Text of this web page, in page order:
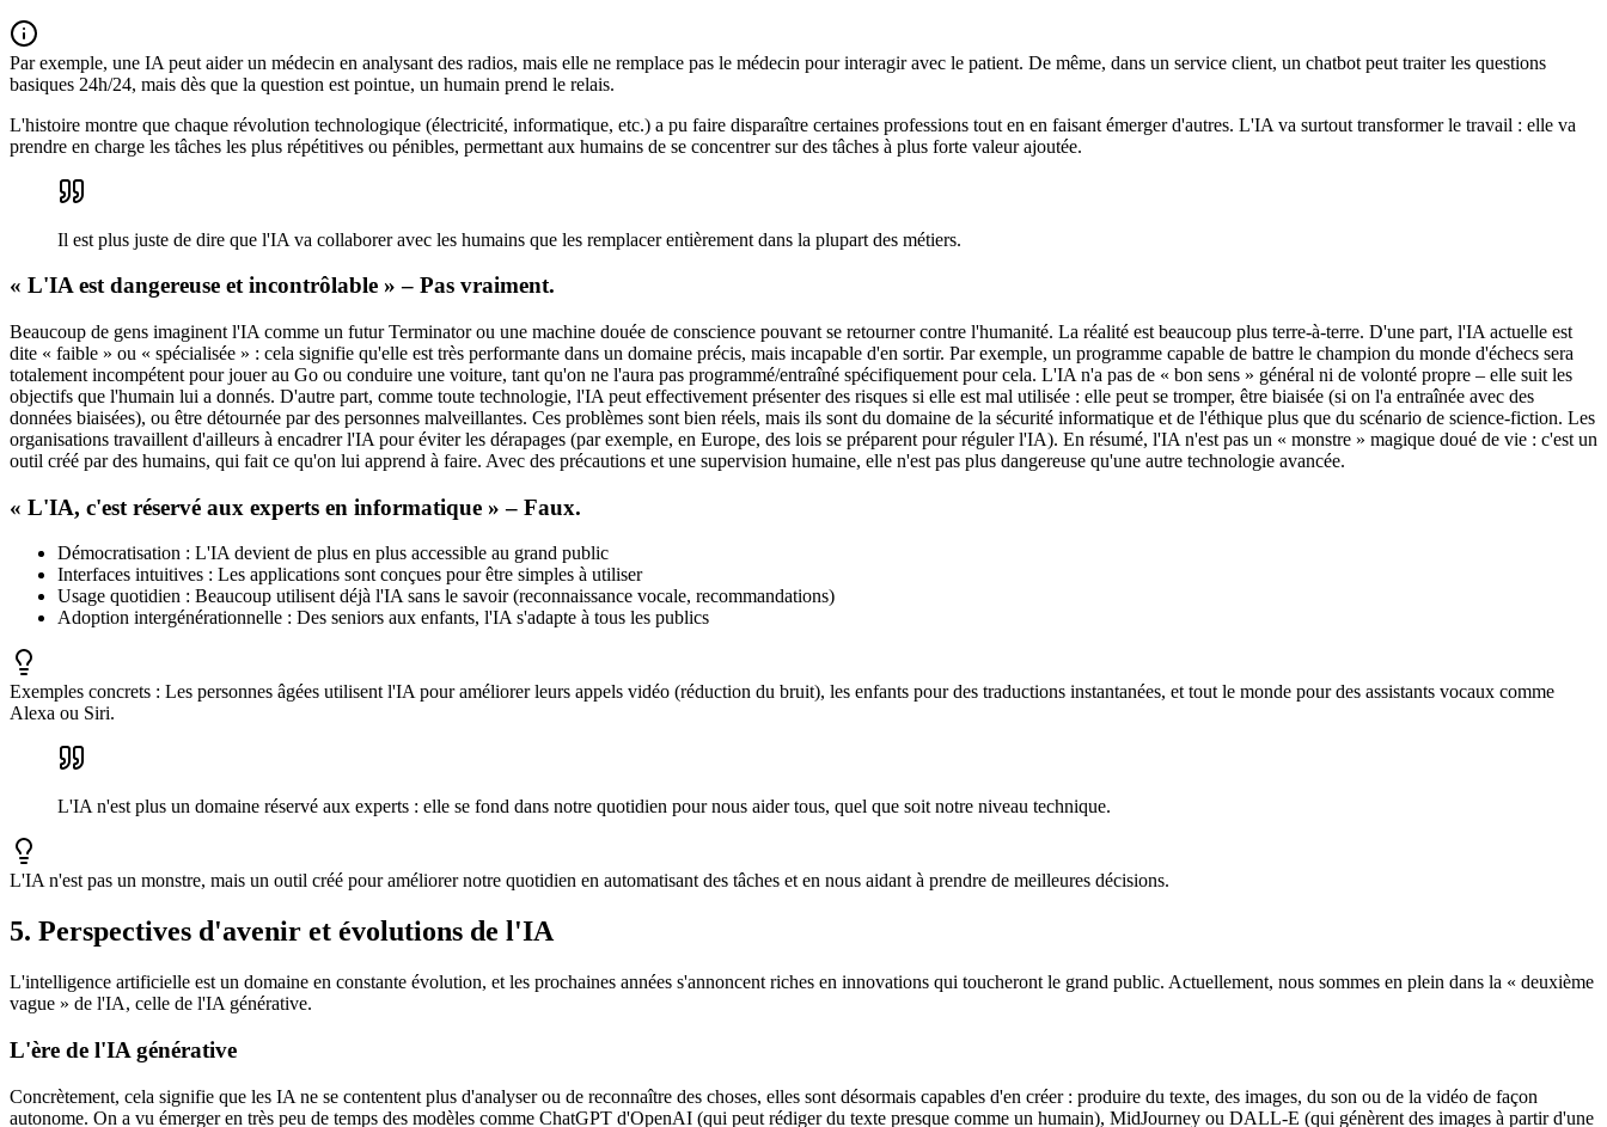
Par exemple, une IA peut aider un médecin en analysant des radios, mais elle ne remplace pas le médecin pour interagir avec le patient. De même, dans un service client, un chatbot peut traiter les questions
basiques 24h/24, mais dès que la question est pointue, un humain prend le relais.
L'histoire montre que chaque révolution technologique (électricité, informatique, etc.) a pu faire disparaître certaines professions tout en en faisant émerger d'autres. L'IA va surtout transformer le travail : elle va
prendre en charge les tâches les plus répétitives ou pénibles, permettant aux humains de se concentrer sur des tâches à plus forte valeur ajoutée.
Il est plus juste de dire que l'IA va collaborer avec les humains que les remplacer entièrement dans la plupart des métiers.
« L'IA est dangereuse et incontrôlable » – Pas vraiment.
Beaucoup de gens imaginent l'IA comme un futur Terminator ou une machine douée de conscience pouvant se retourner contre l'humanité. La réalité est beaucoup plus terre-à-terre. D'une part, l'IA actuelle est
dite « faible » ou « spécialisée » : cela signifie qu'elle est très performante dans un domaine précis, mais incapable d'en sortir. Par exemple, un programme capable de battre le champion du monde d'échecs sera
totalement incompétent pour jouer au Go ou conduire une voiture, tant qu'on ne l'aura pas programmé/entraîné spécifiquement pour cela. L'IA n'a pas de « bon sens » général ni de volonté propre – elle suit les
objectifs que l'humain lui a donnés. D'autre part, comme toute technologie, l'IA peut effectivement présenter des risques si elle est mal utilisée : elle peut se tromper, être biaisée (si on l'a entraînée avec des
données biaisées), ou être détournée par des personnes malveillantes. Ces problèmes sont bien réels, mais ils sont du domaine de la sécurité informatique et de l'éthique plus que du scénario de science-fiction. Les
organisations travaillent d'ailleurs à encadrer l'IA pour éviter les dérapages (par exemple, en Europe, des lois se préparent pour réguler l'IA). En résumé, l'IA n'est pas un « monstre » magique doué de vie : c'est un
outil créé par des humains, qui fait ce qu'on lui apprend à faire. Avec des précautions et une supervision humaine, elle n'est pas plus dangereuse qu'une autre technologie avancée.
« L'IA, c'est réservé aux experts en informatique » – Faux.
Démocratisation : L'IA devient de plus en plus accessible au grand public
Interfaces intuitives : Les applications sont conçues pour être simples à utiliser
Usage quotidien : Beaucoup utilisent déjà l'IA sans le savoir (reconnaissance vocale, recommandations)
Adoption intergénérationnelle : Des seniors aux enfants, l'IA s'adapte à tous les publics
Exemples concrets : Les personnes âgées utilisent l'IA pour améliorer leurs appels vidéo (réduction du bruit), les enfants pour des traductions instantanées, et tout le monde pour des assistants vocaux comme
Alexa ou Siri.
L'IA n'est plus un domaine réservé aux experts : elle se fond dans notre quotidien pour nous aider tous, quel que soit notre niveau technique.
L'IA n'est pas un monstre, mais un outil créé pour améliorer notre quotidien en automatisant des tâches et en nous aidant à prendre de meilleures décisions.
5. Perspectives d'avenir et évolutions de l'IA
L'intelligence artificielle est un domaine en constante évolution, et les prochaines années s'annoncent riches en innovations qui toucheront le grand public. Actuellement, nous sommes en plein dans la « deuxième
vague » de l'IA, celle de l'IA générative.
L'ère de l'IA générative
Concrètement, cela signifie que les IA ne se contentent plus d'analyser ou de reconnaître des choses, elles sont désormais capables d'en créer : produire du texte, des images, du son ou de la vidéo de façon
autonome. On a vu émerger en très peu de temps des modèles comme ChatGPT d'OpenAI (qui peut rédiger du texte presque comme un humain), MidJourney ou DALL-E (qui génèrent des images à partir d'une